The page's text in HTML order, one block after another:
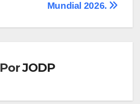
Mundial 2026.
PorJODP